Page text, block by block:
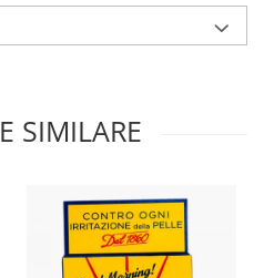
SIMILARE